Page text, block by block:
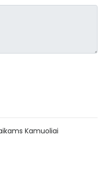
Kamuoliai